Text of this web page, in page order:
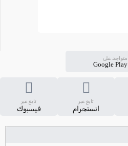
متواجد على
Google Play
تابع عبر
انستجرام
تابع عبر
فيسبوك